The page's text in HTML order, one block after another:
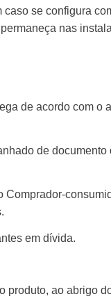
se configura
nas
de acordo com o
de
em dívida.
produto, ao abrigo